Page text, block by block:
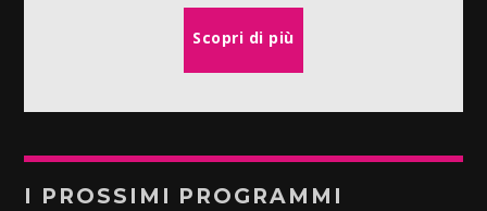
Scopri di più
I PROSSIMI PROGRAMMI